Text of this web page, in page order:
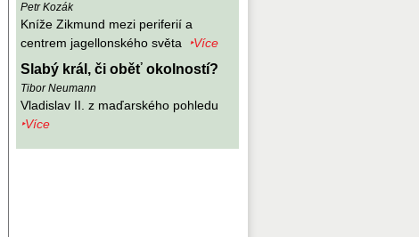
Petr Kozák
Kníže Zikmund mezi periferií a
centrem jagellonského světa
‣Více
Slabý král, či oběť okolností?
Tibor Neumann
Vladislav II. z maďarského pohledu
‣Více